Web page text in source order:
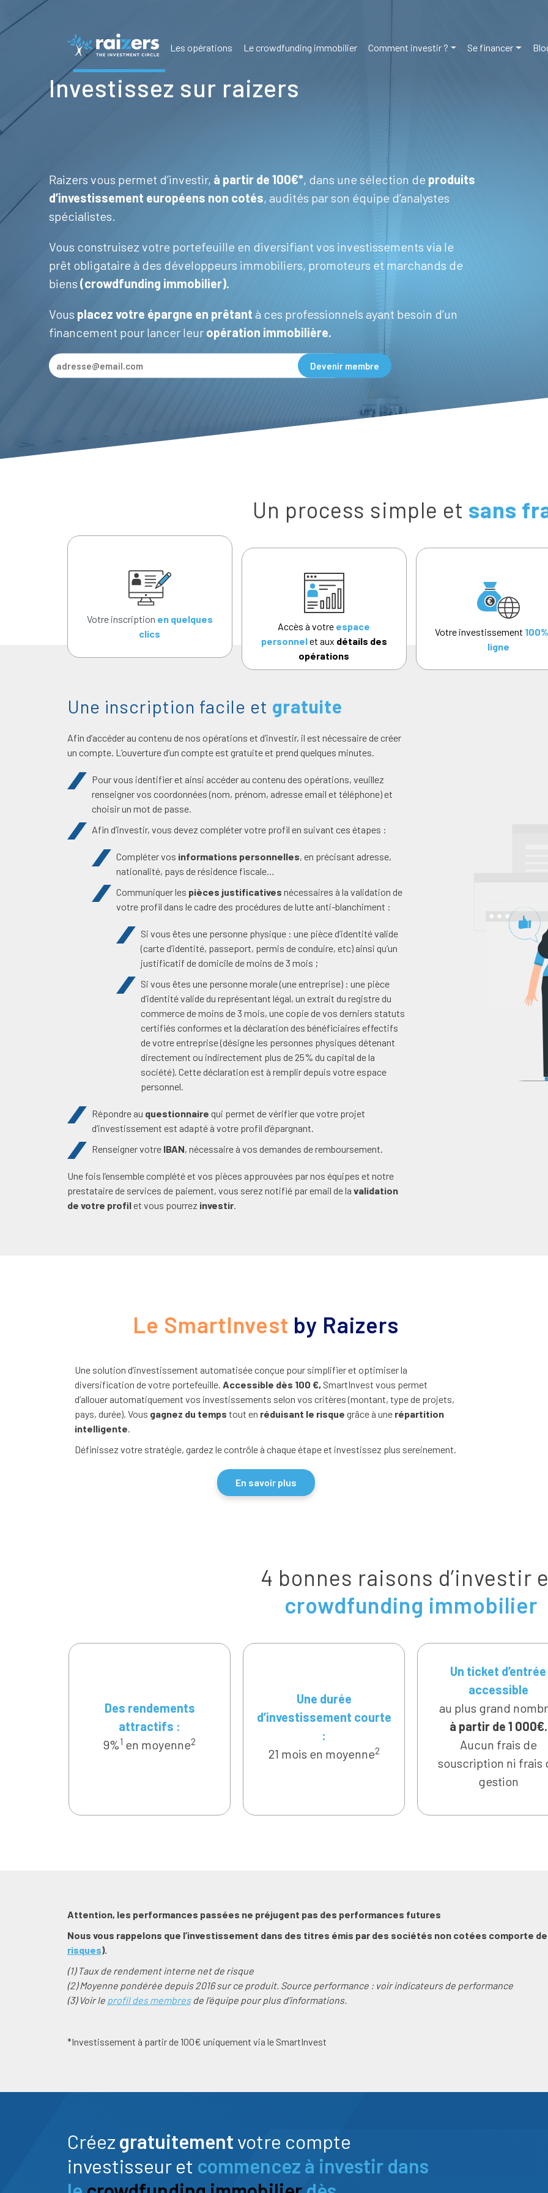
Les opérations Le crowdfunding immobilier Comment investir ? Se financer
Investissez sur raizers
Raizers vous permet d’investir, à partir de 100€*, dans une sélection de produits
d’investissement européens non cotés, audités par son équipe d’analystes
spécialistes.
Vous construisez votre portefeuille en diversifiant vos investissements via le
prêt obligataire à des développeurs immobiliers, promoteurs et marchands de
biens (crowdfunding immobilier).
Vous placez votre épargne en prêtant à ces professionnels ayant besoin d’un
financement pour lancer leur opération immobilière.
Un process simple et sans
Votre inscription en quelques
clics
Accès à votre espace
personnelet aux détails des
opérations
Votre investissement
ligne
Une inscription facile et gratuite
Afin d’accéder au contenu de nos opérations et d’investir, il est nécessaire de créer
un compte. L’ouverture d’un compte est gratuite et prend quelques minutes.
Pour vous identifier et ainsi accéder au contenu des opérations, veuillez
renseigner vos coordonnées (nom, prénom, adresse email et téléphone) et
choisir un mot de passe.
Afin d’investir, vous devez compléter votre profil en suivant ces étapes :
Compléter vos informations personnelles, en précisant adresse,
nationalité, pays de résidence fiscale…
Communiquer les pièces justificatives nécessaires à la validation de
votre profil dans le cadre des procédures de lutte anti-blanchiment :
Si vous êtes une personne physique : une pièce d’identité valide
(carte d’identité, passeport, permis de conduire, etc) ainsi qu’un
justificatif de domicile de moins de 3 mois ;
Si vous êtes une personne morale (une entreprise) : une pièce
d’identité valide du représentant légal, un extrait du registre du
commerce de moins de 3 mois, une copie de vos derniers statuts
certifiés conformes et la déclaration des bénéficiaires effectifs
de votre entreprise (désigne les personnes physiques détenant
directement ou indirectement plus de 25% du capital de la
société). Cette déclaration est à remplir depuis votre espace
personnel.
Répondre au questionnaire qui permet de vérifier que votre projet
d’investissement est adapté à votre profil d’épargnant.
Renseigner votre IBAN, nécessaire à vos demandes de remboursement.
Une fois l’ensemble complété et vos pièces approuvées par nos équipes et notre
prestataire de services de paiement, vous serez notifié par email de la validation
de votre profilet vous pourrez investir.
Le SmartInvest by Raizers
Une solution d’investissement automatisée conçue pour simplifier et optimiser la
diversification de votre portefeuille. Accessible dès 100 €, SmartInvest vous permet
d’allouer automatiquement vos investissements selon vos critères (montant, type de projets,
pays, durée). Vous gagnez du temps tout en réduisant le risque grâce à une répartition
intelligente.
Définissez votre stratégie, gardez le contrôle à chaque étape et investissez plus sereinement.
En savoir plus
4 bonnes raisons d’investir
crowdfunding immobilier
Des rendements
attractifs :
9%1 en moyenne2
Une durée
d’investissement courte
:
21 mois en moyenne2
Un ticket d’entrée
accessible
au plus grand
à partir de 1 000€.
Aucun frais de
souscription ni frais
gestion
Attention, les performances passées ne préjugent pas des performances futures
Nous vous rappelons que l’investissement dans des titres émis par des sociétés non cotées comporte
risques).
(1) Taux de rendement interne net de risque
(2) Moyenne pondérée depuis 2016 sur ce produit. Source performance : voir indicateurs de performance
(3) Voir le profil des membresde l’équipe pour plus d’informations.
*Investissement à partir de 100€ uniquement via le SmartInvest
Créez gratuitement votre compte
investisseur et commencez à investir dans